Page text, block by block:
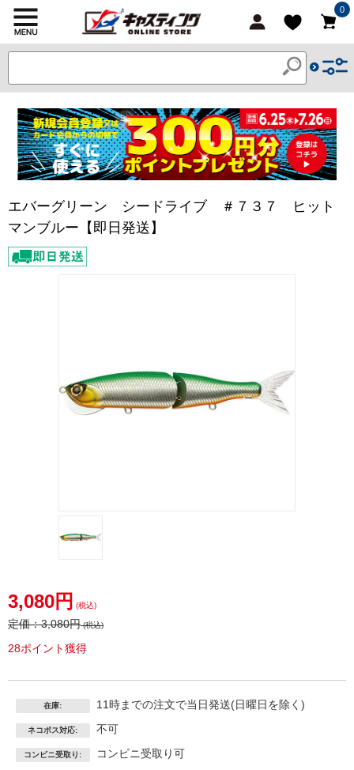
0
エバーグリーン シードライブ ＃７３７ ヒット
マンブルー【即日発送】
3,080円 (税込)
定価：3,080円(税込)
28ポイント獲得
在庫: 11時までの注文で当日発送(日曜日を除く)
ネコポス対応: 不可
コンビニ受取り: コンビニ受取り可